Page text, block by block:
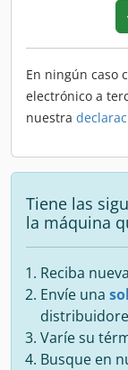
En ningún caso
electrónico a
nuestra
Tiene las
la máquina
Reciba
Envíe una
Varíe su
Busque en